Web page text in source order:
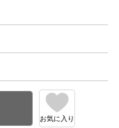
お気に入り